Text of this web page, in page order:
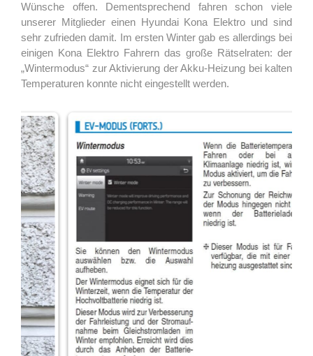
Wünsche offen. Dementsprechend fahren schon viele
unserer Mitglieder einen Hyundai Kona Elektro und sind
sehr zufrieden damit. Im ersten Winter gab es allerdings bei
einigen Kona Elektro Fahrern das große Rätselraten: der
„Wintermodus“ zur Aktivierung der Akku-Heizung bei kalten
Temperaturen konnte nicht eingestellt werden.